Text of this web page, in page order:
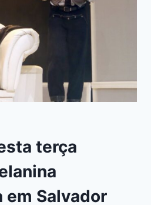
terça
em Salvador